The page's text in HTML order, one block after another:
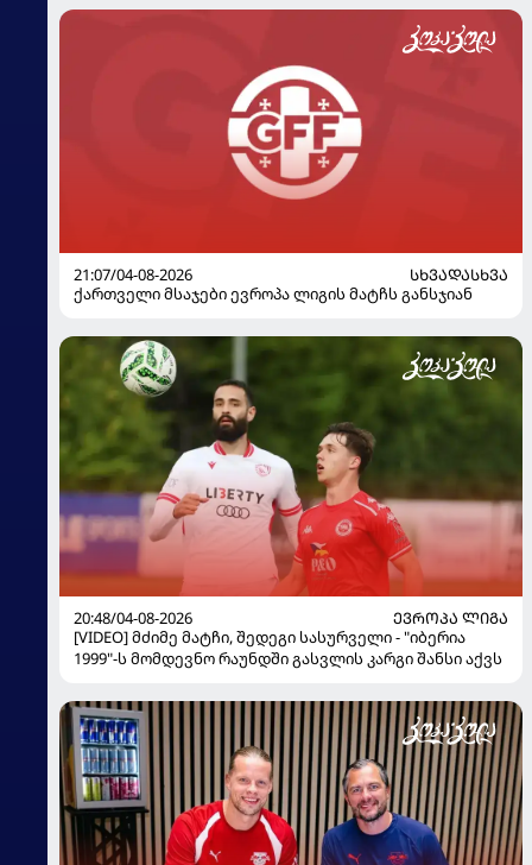
21:07/04-08-2026
ᲡᲮᲕᲐᲓᲐᲡᲮᲕᲐ
ქართველი მსაჯები ევროპა ლიგის მატჩს განსჯიან
20:48/04-08-2026
ᲔᲕᲠᲝᲞᲐ ᲚᲘᲒᲐ
[VIDEO] მძიმე მატჩი, შედეგი სასურველი - "იბერია
1999"-ს მომდევნო რაუნდში გასვლის კარგი შანსი აქვს